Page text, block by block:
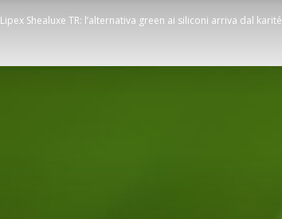
Lipex Shealuxe TR: l’alternativa green ai siliconi arriva dal karité